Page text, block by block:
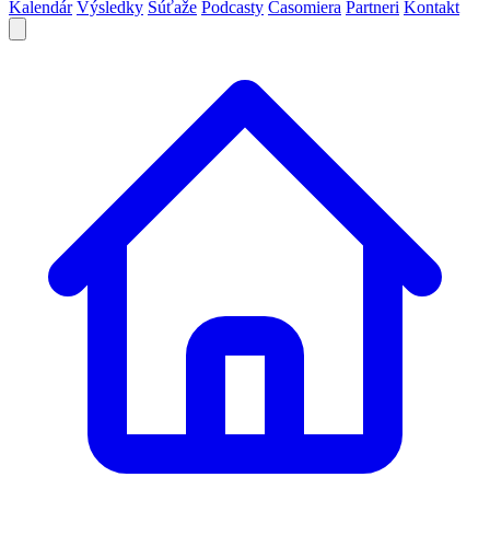
Kalendár Výsledky Súťaže Podcasty Časomiera Partneri Kontakt